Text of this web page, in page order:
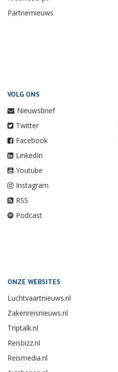
Partnernieuws
VOLG ONS
Nieuwsbrief
Twitter
Facebook
LinkedIn
Youtube
Instagram
RSS
Podcast
ONZE WEBSITES
Luchtvaartnieuws.nl
Zakenreisnieuws.nl
Triptalk.nl
Reisbizz.nl
Reismedia.nl